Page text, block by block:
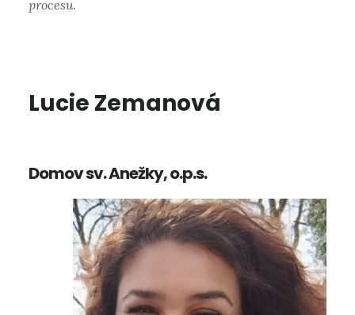
procesu.
Lucie Zemanová
Domov sv. Anežky, o.p.s.